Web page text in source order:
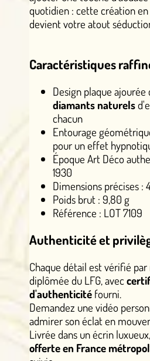
quotidien : cette création en
devient votre atout
Caractéristiques
Design plaque
diamants naturels
chacun
Entourage
pour un effet
Époque Art Déco
1930
Dimensions précises :
Poids brut : 9,80 g
Référence : LOT 7109
Authenticité et
Chaque détail est vérifié
diplômée du LFG, avec
d'authenticité fourni.
Demandez une vidéo
admirer son éclat en
Livrée dans un écrin
offerte en France